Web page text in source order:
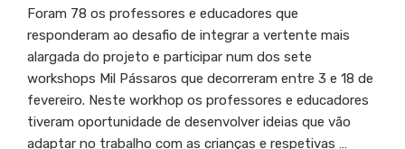
Foram 78 os professores e educadores que
responderam ao desafio de integrar a vertente mais
alargada do projeto e participar num dos sete
workshops Mil Pássaros que decorreram entre 3 e 18 de
fevereiro. Neste workhop os professores e educadores
tiveram oportunidade de desenvolver ideias que vão
adaptar no trabalho com as crianças e respetivas …